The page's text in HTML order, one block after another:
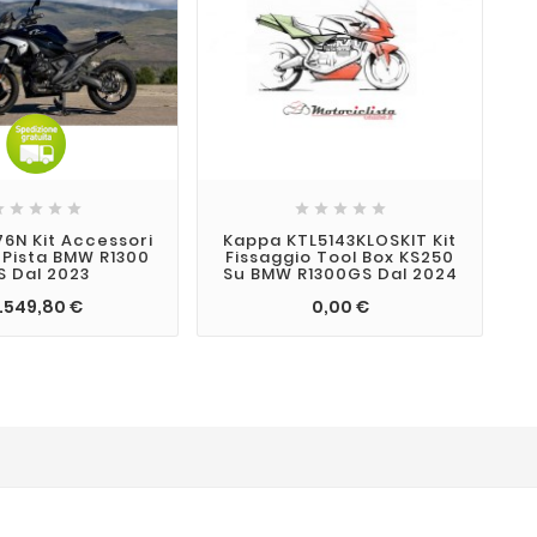
   
Kit Accessori
BMW R1300
Dal 2023
€
    
Kappa KTL5143KLOSKIT Kit
Fissaggio Tool Box KS250
Su BMW R1300GS Dal 2024
0,00 €